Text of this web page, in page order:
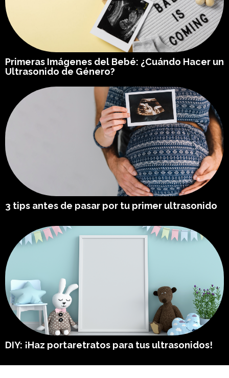
Primeras Imágenes del Bebé: ¿Cuándo Hacer un
Ultrasonido de Género?
3 tips antes de pasar por tu primer ultrasonido
DIY: ¡Haz portaretratos para tus ultrasonidos!